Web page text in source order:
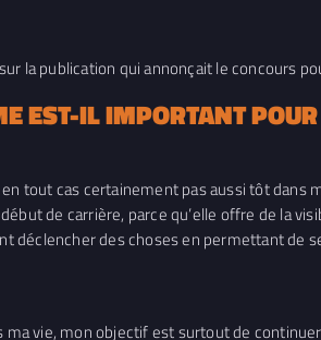
la publication qui annonçait le concours
EST-IL IMPORTANT
tout cas certainement pas aussi tôt dans
de carrière, parce qu’elle offre de la
des choses en permettant de
vie, mon objectif est surtout de